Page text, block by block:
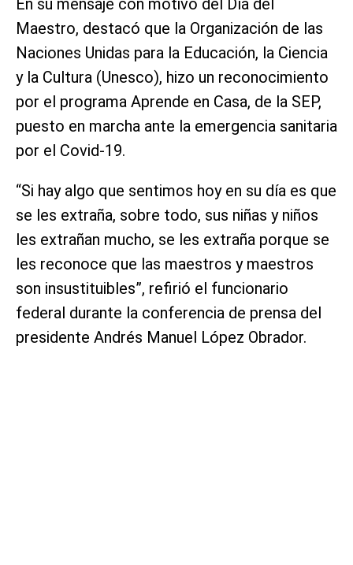
En su mensaje con motivo del Día del
Maestro, destacó que la Organización de las
Naciones Unidas para la Educación, la Ciencia
y la Cultura (Unesco), hizo un reconocimiento
por el programa Aprende en Casa, de la SEP,
puesto en marcha ante la emergencia sanitaria
por el Covid-19.
“Si hay algo que sentimos hoy en su día es que
se les extraña, sobre todo, sus niñas y niños
les extrañan mucho, se les extraña porque se
les reconoce que las maestros y maestros
son insustituibles”, refirió el funcionario
federal durante la conferencia de prensa del
presidente Andrés Manuel López Obrador.